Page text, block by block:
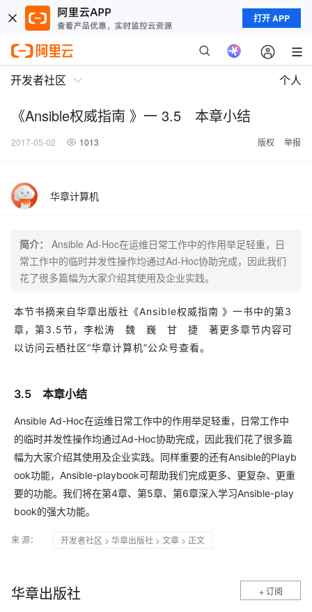
打开 APP
开发者社区 个人
《Ansible权威指南 》一 3.5 本章小结
2017-05-02 1013 版权 举报
华章计算机
简介：
Ansible Ad-Hoc在运维日常工作中的作用举足轻重，日
常工作中的临时并发性操作均通过Ad-Hoc协助完成，因此我们
花了很多篇幅为大家介绍其使用及企业实践。
本节书摘来自华章出版社《Ansible权威指南 》一书中的第3
章，第3.5节，李松涛 魏 巍 甘 捷 著更多章节内容可
以访问云栖社区“华章计算机”公众号查看。
3.5 本章小结
Ansible Ad-Hoc在运维日常工作中的作用举足轻重，日常工作中
的临时并发性操作均通过Ad-Hoc协助完成，因此我们花了很多篇
幅为大家介绍其使用及企业实践。同样重要的还有Ansible的Playb
ook功能，Ansible-playbook可帮助我们完成更多、更复杂、更重
要的功能。我们将在第4章、第5章、第6章深入学习Ansible-play
book的强大功能。
来 源： 开发者社区 > 华章出版社 > 文章 > 正文
华章出版社 + 订阅